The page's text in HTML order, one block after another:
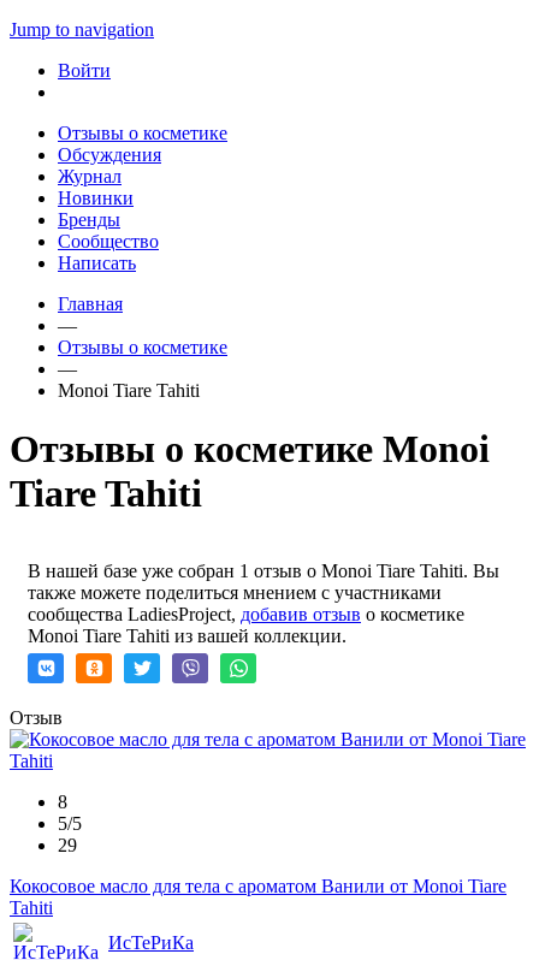
Jump to navigation
Войти
Отзывы о косметике
Обсуждения
Журнал
Новинки
Бренды
Сообщество
Написать
Главная
—
Отзывы о косметике
—
Monoi Tiare Tahiti
Отзывы о косметике Monoi
Tiare Tahiti
В нашей базе уже собран 1 отзыв о Monoi Tiare Tahiti. Вы
также можете поделиться мнением с участниками
сообщества LadiesProject, добавив отзыв о косметике
Monoi Tiare Tahiti из вашей коллекции.
Отзыв
8
5/5
29
Кокосовое масло для тела с ароматом Ванили от Monoi Tiare
Tahiti
ИсТеРиКа